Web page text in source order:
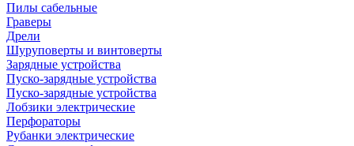
Пилы сабельные
Граверы
Дрели
Шуруповерты и винтоверты
Зарядные устройства
Пуско-зарядные устройства
Пуско-зарядные устройства
Лобзики электрические
Перфораторы
Рубанки электрические